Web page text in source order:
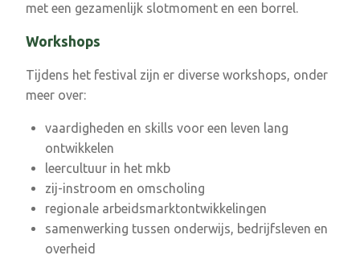
met een gezamenlijk slotmoment en een borrel.
Workshops
Tijdens het festival zijn er diverse workshops, onder
meer over:
vaardigheden en skills voor een leven lang
ontwikkelen
leercultuur in het mkb
zij-instroom en omscholing
regionale arbeidsmarktontwikkelingen
samenwerking tussen onderwijs, bedrijfsleven en
overheid